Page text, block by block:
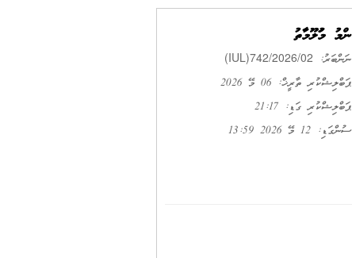
ޢާންމު މަޢުލޫމާތު
ނަންބަރު: (IUL)742/2026/02
ޕަބްލިޝްކުރި ތާރީޚް: 06 މޭ 2026
ޕަބްލިޝްކުރި ގަޑި: 21:17
ސުންގަޑި: 12 މޭ 2026 13:59